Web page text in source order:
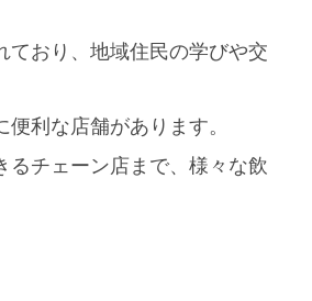
ており、地域住民の学びや交
利な店舗があります。
るチェーン店まで、様々な飲